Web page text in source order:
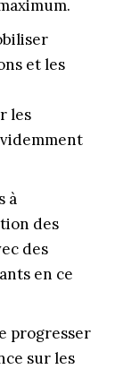
et les
les
à
des
des
en ce
progresser
sur les